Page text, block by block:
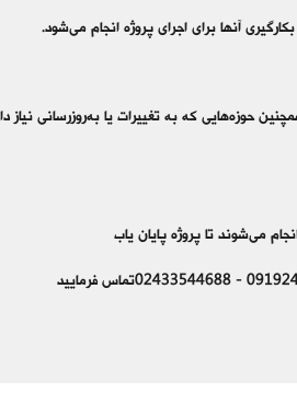
آنها برای اجرای پروژه انجام می‌شود.
حوزه‌هایی که به تغییرات یا به‌روزرسانی نیاز